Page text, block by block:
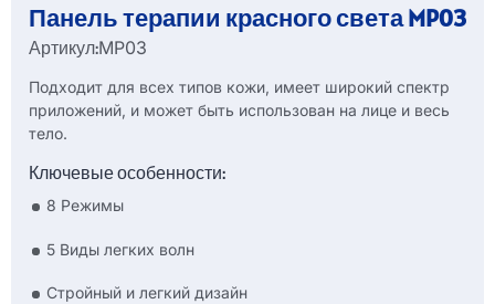
Панель терапии красного света MP03
Артикул:MP03
Подходит для всех типов кожи, имеет широкий спектр
приложений, и может быть использован на лице и весь
тело.
Ключевые особенности:
8 Режимы
5 Виды легких волн
Стройный и легкий дизайн